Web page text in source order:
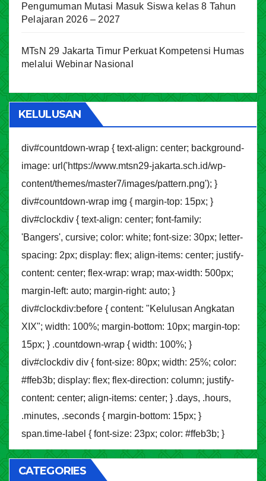
Pengumuman Mutasi Masuk Siswa kelas 8 Tahun
Pelajaran 2026 – 2027
MTsN 29 Jakarta Timur Perkuat Kompetensi Humas
melalui Webinar Nasional
KELULUSAN
div#countdown-wrap { text-align: center; background-
image: url('https://www.mtsn29-jakarta.sch.id/wp-
content/themes/master7/images/pattern.png'); }
div#countdown-wrap img { margin-top: 15px; }
div#clockdiv { text-align: center; font-family:
'Bangers', cursive; color: white; font-size: 30px; letter-
spacing: 2px; display: flex; align-items: center; justify-
content: center; flex-wrap: wrap; max-width: 500px;
margin-left: auto; margin-right: auto; }
div#clockdiv:before { content: "Kelulusan Angkatan
XIX"; width: 100%; margin-bottom: 10px; margin-top:
15px; } .countdown-wrap { width: 100%; }
div#clockdiv div { font-size: 80px; width: 25%; color:
#ffeb3b; display: flex; flex-direction: column; justify-
content: center; align-items: center; } .days, .hours,
.minutes, .seconds { margin-bottom: 15px; }
span.time-label { font-size: 23px; color: #ffeb3b; }
CATEGORIES